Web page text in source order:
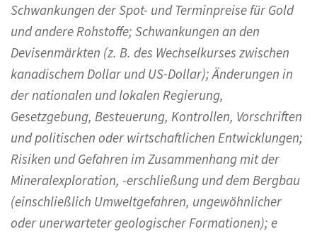
Schwankungen der Spot- und Terminpreise für Gold
und andere Rohstoffe; Schwankungen an den
Devisenmärkten (z. B. des Wechselkurses zwischen
kanadischem Dollar und US-Dollar); Änderungen in
der nationalen und lokalen Regierung,
Gesetzgebung, Besteuerung, Kontrollen, Vorschriften
und politischen oder wirtschaftlichen Entwicklungen;
Risiken und Gefahren im Zusammenhang mit der
Mineralexploration, -erschließung und dem Bergbau
(einschließlich Umweltgefahren, ungewöhnlicher
oder unerwarteter geologischer Formationen); e